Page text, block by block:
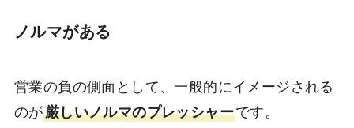
ノルマがある
営業の負の側面として、一般的にイメージされる
のが厳しいノルマのプレッシャーです。